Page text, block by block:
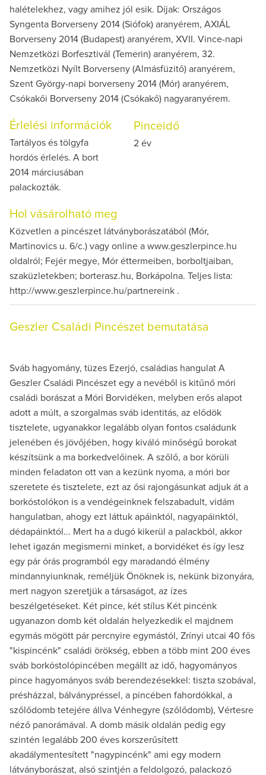
halételekhez, vagy amihez jól esik. Díjak: Országos
Syngenta Borverseny 2014 (Siófok) aranyérem, AXIÁL
Borverseny 2014 (Budapest) aranyérem, XVII. Vince-napi
Nemzetközi Borfesztivál (Temerin) aranyérem, 32.
Nemzetközi Nyílt Borverseny (Almásfüzitő) aranyérem,
Szent György-napi borverseny 2014 (Mór) aranyérem,
Csókakői Borverseny 2014 (Csókakő) nagyaranyérem.
Érlelési információk
Tartályos és tölgyfa
hordós érlelés. A bort
2014 márciusában
palackozták.
Pinceidő
2 év
Hol vásárolható meg
Közvetlen a pincészet látványborászatából (Mór,
Martinovics u. 6/c.) vagy online a www.geszlerpince.hu
oldalról; Fejér megye, Mór éttermeiben, borboltjaiban,
szaküzletekben; borterasz.hu, Borkápolna. Teljes lista:
http://www.geszlerpince.hu/partnereink .
Geszler Családi Pincészet bemutatása
Sváb hagyomány, tüzes Ezerjó, családias hangulat A
Geszler Családi Pincészet egy a nevéből is kitűnő móri
családi borászat a Móri Borvidéken, melyben erős alapot
adott a múlt, a szorgalmas sváb identitás, az elődök
tisztelete, ugyanakkor legalább olyan fontos családunk
jelenében és jövőjében, hogy kiváló minőségű borokat
készítsünk a ma borkedvelőinek. A szőlő, a bor körüli
minden feladaton ott van a kezünk nyoma, a móri bor
szeretete és tisztelete, ezt az ősi rajongásunkat adjuk át a
borkóstolókon is a vendégeinknek felszabadult, vidám
hangulatban, ahogy ezt láttuk apáinktól, nagyapáinktól,
dédapáinktól... Mert ha a dugó kikerül a palackból, akkor
lehet igazán megismerni minket, a borvidéket és így lesz
egy pár órás programból egy maradandó élmény
mindannyiunknak, reméljük Önöknek is, nekünk bizonyára,
mert nagyon szeretjük a társaságot, az ízes
beszélgetéseket. Két pince, két stílus Két pincénk
ugyanazon domb két oldalán helyezkedik el majdnem
egymás mögött pár percnyire egymástól, Zrínyi utcai 40 fős
"kispincénk" családi örökség, ebben a több mint 200 éves
sváb borkóstolópincében megállt az idő, hagyományos
pince hagyományos sváb berendezésekkel: tiszta szobával,
présházzal, bálványpréssel, a pincében fahordókkal, a
szőlődomb tetejére állva Vénhegyre (szőlődomb), Vértesre
néző panorámával. A domb másik oldalán pedig egy
szintén legalább 200 éves korszerűsített
akadálymentesített "nagypincénk" ami egy modern
látványborászat, alsó szintjén a feldolgozó, palackozó